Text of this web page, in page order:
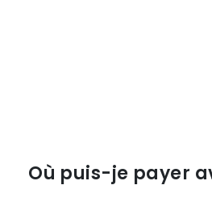
Où puis-je payer